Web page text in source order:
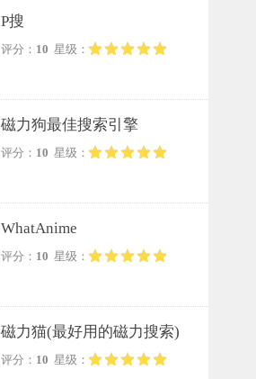
P搜
评分： 10 星级：
磁力狗最佳搜索引擎
评分： 10 星级：
WhatAnime
评分： 10 星级：
磁力猫(最好用的磁力搜索)
评分： 10 星级：